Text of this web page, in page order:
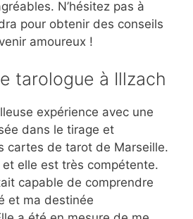
N’hésitez pas à
pour obtenir des conseils
amoureux !
tarologue à Illzach
expérience avec une
dans le tirage et
cartes de tarot de Marseille.
et elle est très compétente.
capable de comprendre
et ma destinée